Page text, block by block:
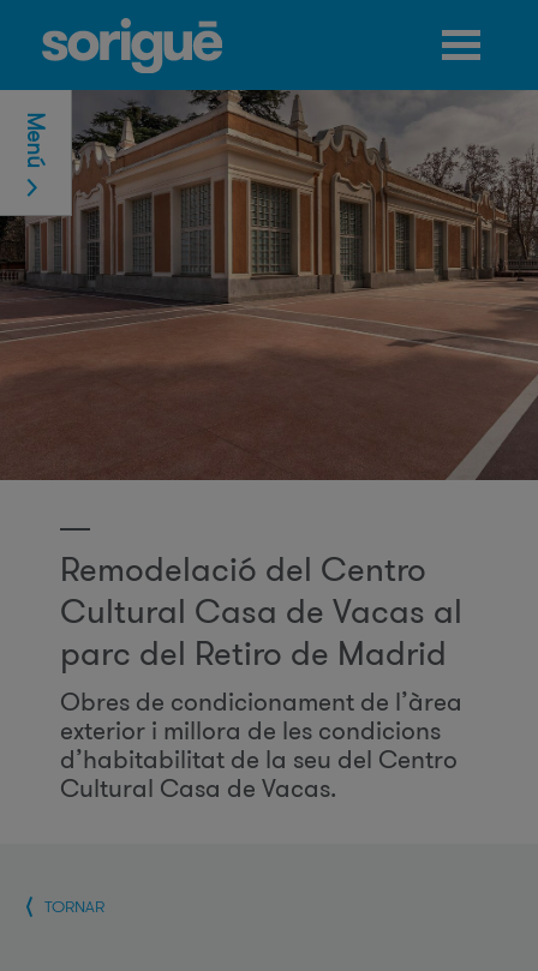
Jump to navigation
Remodelació del Centro
Cultural Casa de Vacas al
parc del Retiro de Madrid
Obres de condicionament de l’àrea
exterior i millora de les condicions
d’habitabilitat de la seu del Centro
Cultural Casa de Vacas.
TORNAR
Menú